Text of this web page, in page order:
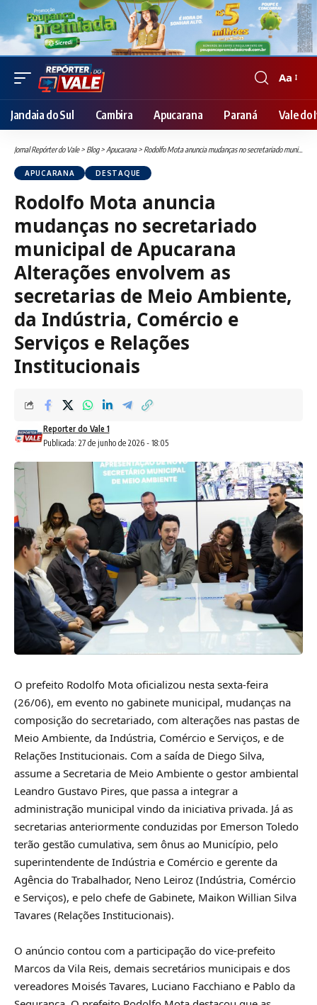
Font
Resizer
Aa
Jandaia do Sul Cambira Apucarana Paraná Vale do
Jornal Repórter do Vale> Blog>Apucarana> Rodolfo Mota anuncia mudanças no secretariado municipal de Apucarana Alterações envolvem as secretarias de Meio Ambiente, da Indústria, Comércio e Serviços e Relações Institucionais
APUCARANA DESTAQUE
Rodolfo Mota anuncia
mudanças no secretariado
municipal de Apucarana
Alterações envolvem as
secretarias de Meio Ambiente,
da Indústria, Comércio e
Serviços e Relações
Institucionais
Publicada: 27 de junho de 2026 - 18:05
Reporter do Vale 1
O prefeito Rodolfo Mota oficializou nesta sexta-feira
(26/06), em evento no gabinete municipal, mudanças na
composição do secretariado, com alterações nas pastas de
Meio Ambiente, da Indústria, Comércio e Serviços, e de
Relações Institucionais. Com a saída de Diego Silva,
assume a Secretaria de Meio Ambiente o gestor ambiental
Leandro Gustavo Pires, que passa a integrar a
administração municipal vindo da iniciativa privada. Já as
secretarias anteriormente conduzidas por Emerson Toledo
terão gestão cumulativa, sem ônus ao Município, pelo
superintendente de Indústria e Comércio e gerente da
Agência do Trabalhador, Neno Leiroz (Indústria, Comércio
e Serviços), e pelo chefe de Gabinete, Maikon Willian Silva
Tavares (Relações Institucionais).
O anúncio contou com a participação do vice-prefeito
Marcos da Vila Reis, demais secretários municipais e dos
vereadores Moisés Tavares, Luciano Facchiano e Pablo da